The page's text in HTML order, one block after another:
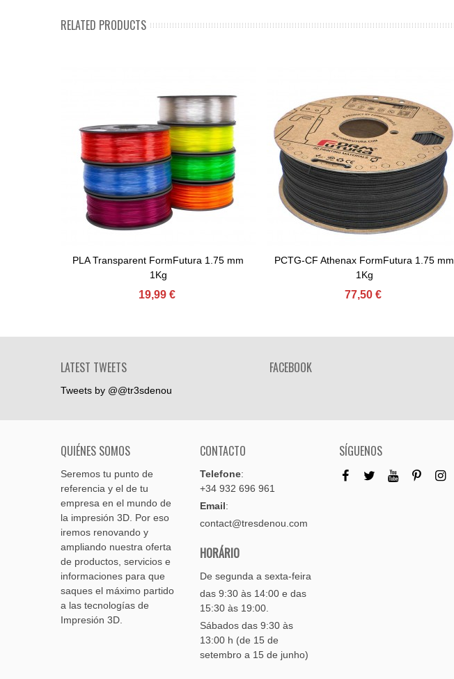
RELATED PRODUCTS
Adicionar Ao Carrinho
PLA Transparent FormFutura 1.75 mm
1Kg
19,99 €
Adicionar Ao Carrinho
PCTG-CF Athenax FormFutura 1.75 mm
1Kg
77,50 €
LATEST TWEETS
Tweets by @@tr3sdenou
FACEBOOK
QUIÉNES SOMOS
Seremos tu punto de
referencia y el de tu
empresa en el mundo de
la impresión 3D. Por eso
iremos renovando y
ampliando nuestra oferta
de productos, servicios e
informaciones para que
saques el máximo partido
a las tecnologías de
Impresión 3D.
CONTACTO
Telefone:
+34 932 696 961
Email:
contact@tresdenou.com
HORÁRIO
De segunda a sexta-feira
das 9:30 às 14:00 e das
15:30 às 19:00.
Sábados das 9:30 às
13:00 h (de 15 de
setembro a 15 de junho)
SÍGUENOS